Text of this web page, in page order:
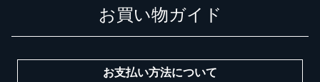
お買い物ガイド
お支払い方法について